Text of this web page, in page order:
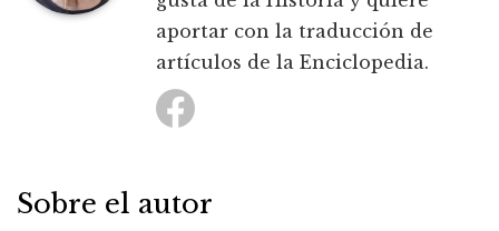
aportar con la traducción de
artículos de la Enciclopedia.
Sobre el autor